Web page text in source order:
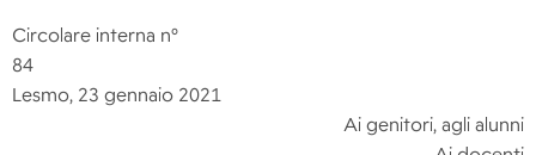
Circolare interna n°
Lesmo, 23 gennaio 2021
Ai genitori, agli alunni